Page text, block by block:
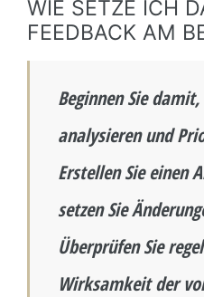
WIE SETZE ICH
FEEDBACK AM
Beginnen Sie
analysieren und
Erstellen Sie einen
setzen Sie
Überprüfen Sie
Wirksamkeit der